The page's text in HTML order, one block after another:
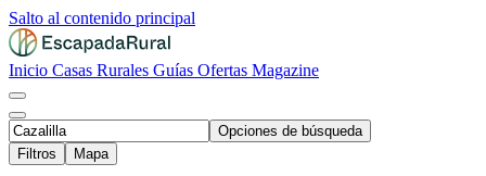
Salto al contenido principal
Inicio Casas Rurales Guías Ofertas Magazine
Opciones de búsqueda
Filtros
Mapa